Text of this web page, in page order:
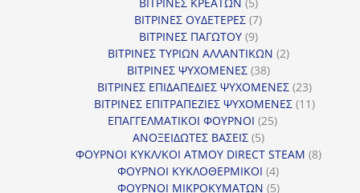
προϊόντα
ΒΙΤΡΙΝΕΣ ΟΥΔΕΤΕΡΕΣ 77
ΒΙΤΡΙΝΕΣ ΠΑΓΩΤΟΥ 99
προϊόντα
ΒΙΤΡΙΝΕΣ ΤΥΡΙΩΝ ΑΛΛΑΝΤΙΚΩΝ 22
ΒΙΤΡΙΝΕΣ ΨΥΧΟΜΕΝΕΣ 3838
προϊόντα
ΒΙΤΡΙΝΕΣ ΕΠΙΔΑΠΕΔΙΕΣ ΨΥΧΟΜΕΝΕΣ 2323
προϊόντα
ΒΙΤΡΙΝΕΣ ΕΠΙΤΡΑΠΕΖΙΕΣ ΨΥΧΟΜΕΝΕΣ 1111
ΕΠΑΓΓΕΛΜΑΤΙΚΟΙ ΦΟΥΡΝΟΙ 2525
ΑΝΟΞΕΙΔΩΤΕΣ ΒΑΣΕΙΣ 55
προϊόντα
ΦΟΥΡΝΟΙ ΚΥΚΛ/ΚΟΙ ΑΤΜΟΥ DIRECT STEAM 88
ΦΟΥΡΝΟΙ ΚΥΚΛΟΘΕΡΜΙΚΟΙ 44
προϊόντα
ΦΟΥΡΝΟΙ ΜΙΚΡΟΚΥΜΑΤΩΝ 55